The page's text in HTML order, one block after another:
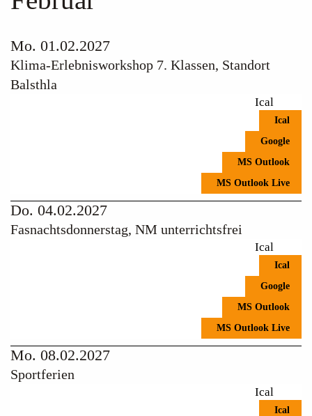
Mo. 01.02.2027
Klima-Erlebnisworkshop 7. Klassen, Standort
Balsthla
Ical
Ical
Google
MS Outlook
MS Outlook Live
Do. 04.02.2027
Fasnachtsdonnerstag, NM unterrichtsfrei
Ical
Ical
Google
MS Outlook
MS Outlook Live
Mo. 08.02.2027
Sportferien
Ical
Ical